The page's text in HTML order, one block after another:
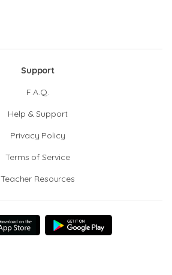
Support
F.A.Q.
Help & Support
Privacy Policy
Terms of Service
Teacher Resources